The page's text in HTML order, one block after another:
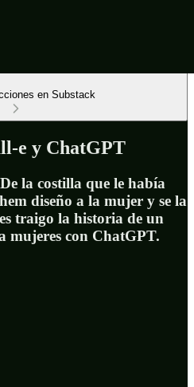
en Substack
e y ChatGPT
la costilla que le había
diseño a la mujer y se la
traigo la historia de un
mujeres con ChatGPT.